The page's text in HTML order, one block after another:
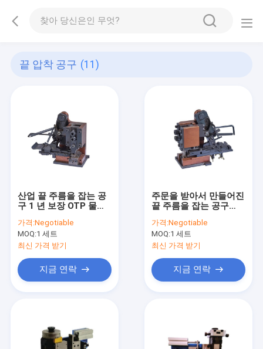
끝 압착 공구 (11)
산업 끝 주름을 잡는 공
구 1 년 보장 OTP 물자
가격:Negotiable
MOQ:1 세트
최신 가격 받기
지금 연락
주문을 받아서 만들어진
끝 주름을 잡는 공구
1 년 보장을 칩니다
가격:Negotiable
MOQ:1 세트
최신 가격 받기
지금 연락